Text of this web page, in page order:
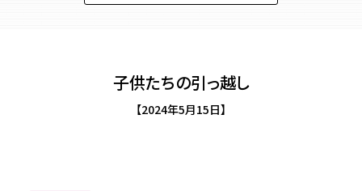
子供たちの引っ越し
【2024年5月15日】